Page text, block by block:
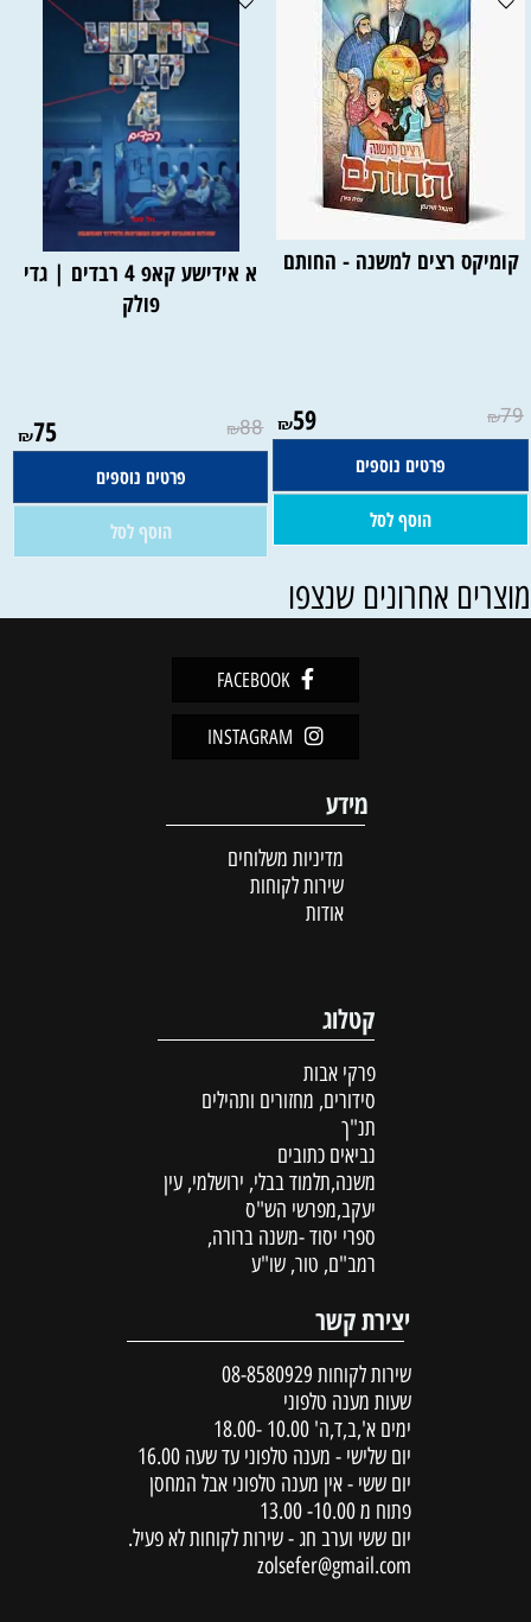
קומיקס רצים למשנה - החותם
₪79
₪59
פרטים נוספים
הוסף לסל
א אידישע קאפ 4 רבדים | גדי
פולק
₪88
₪75
פרטים נוספים
הוסף לסל
אחרונים שנצפו
FACEBOOK
INSTAGRAM
מידע
מדיניות משלוחים
שירות לקוחות
אודות
קטלוג
פרקי אבות
סידורים, מחזורים ותהילים
תנ"ך
נביאים כתובים
משנה,תלמוד בבלי, ירושלמי, עין
יעקב,מפרשי הש"ס
ספרי יסוד -משנה ברורה,
רמב"ם, טור, שו"ע
יצירת קשר
שירות לקוחות 08-8580929
שעות מענה טלפוני
ימים א',ב,ד,ה' 10.00 -18.00
יום שלישי - מענה טלפוני עד שעה 16.00
יום ששי - אין מענה טלפוני אבל המחסן
פתוח מ 10.00- 13.00
יום ששי וערב חג - שירות לקוחות לא פעיל.
zolsefer@gmail.com